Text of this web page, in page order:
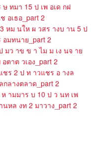
ษ ทมา 15 ป เพ อเด กฝ
อเธอ_part 2
หม นให ผ วสร างบ าน 5 ป
อมทนาย_part 2
มว าข ข า ไม ม เง นจ าย
ตาต วเอง_part 2
ชร 2 ป ท าวแชร อ างล
ลางตลาด_part 2
ามมาร บ 10 ป ว นท เพ
หล งท 2 มาวาง_part 2